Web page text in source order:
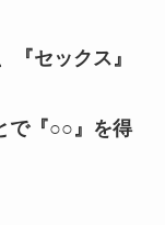
セックス』
で『○○』を得